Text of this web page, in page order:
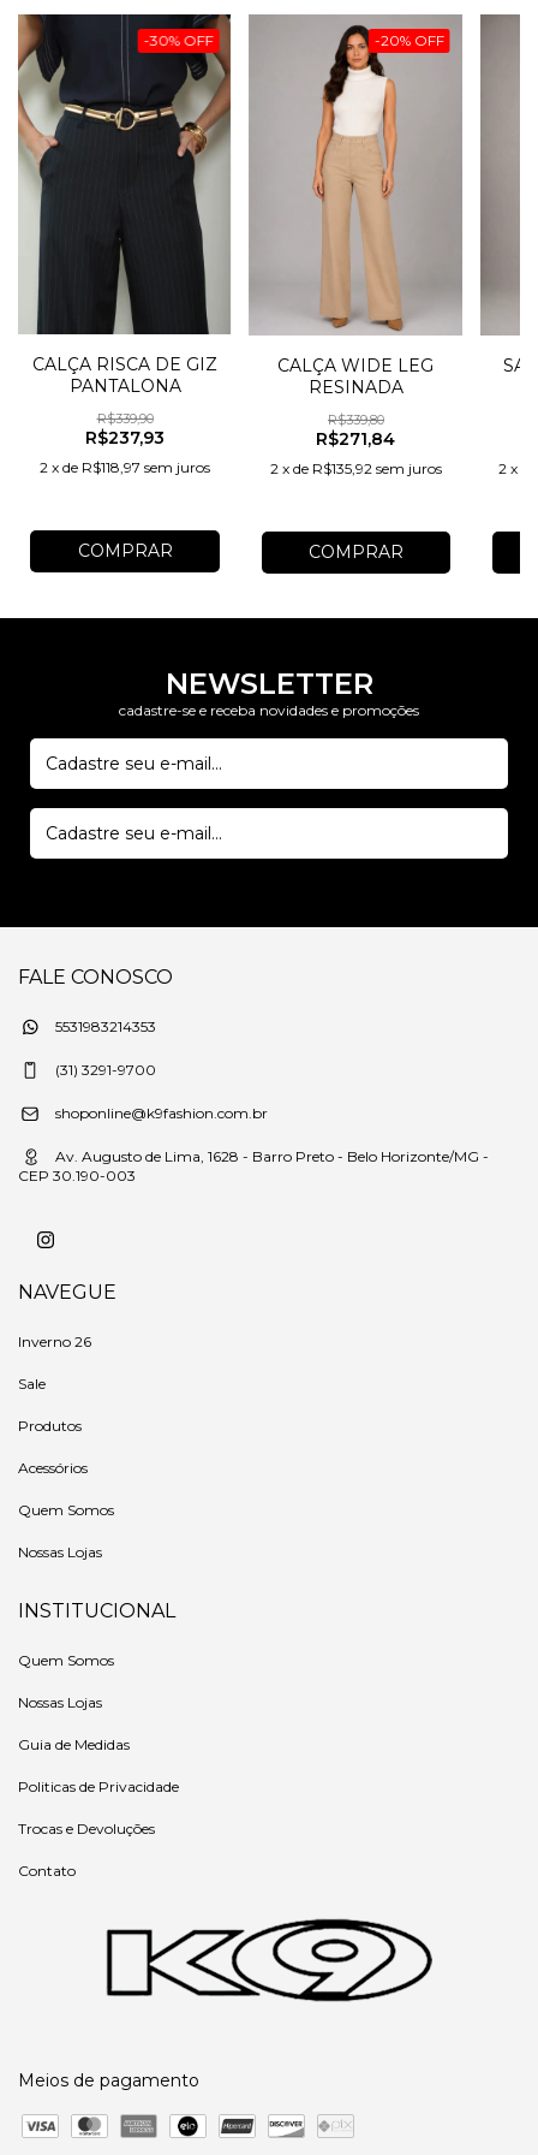
-30% OFF
CALÇA RISCA DE GIZ
PANTALONA
R$339,90
R$237,93
2 x de R$118,97 sem juros
COMPRAR
-20% OFF
CALÇA WIDE LEG
RESINADA
R$339,80
R$271,84
2 x de R$135,92 sem juros
COMPRAR
2 x
NEWSLETTER
cadastre-se e receba novidades e promoções
FALE CONOSCO
5531983214353
(31) 3291-9700
shoponline@k9fashion.com.br
Av. Augusto de Lima, 1628 - Barro Preto - Belo Horizonte/MG -
CEP 30.190-003
NAVEGUE
Inverno 26
Sale
Produtos
Acessórios
Quem Somos
Nossas Lojas
INSTITUCIONAL
Quem Somos
Nossas Lojas
Guia de Medidas
Politicas de Privacidade
Trocas e Devoluções
Contato
Meios de pagamento